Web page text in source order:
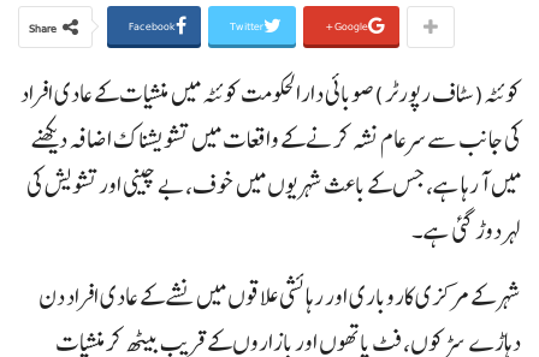
Share Facebook Twitter Google+
کوئٹہ(سٹاف رپورٹر )صوبائی دارالحکومت کوئٹہ میں منشیات کے عادی افراد
کی جانب سے سرعام نشہ کرنے کے واقعات میں تشویشناک اضافہ دیکھنے
میں آ رہا ہے، جس کے باعث شہریوں میں خوف، بے چینی اور تشویش کی
لہر دوڑ گئی ہے۔
شہر کے مرکزی کاروباری اور رہائشی علاقوں میں نشے کے عادی افراد دن
دہاڑے سڑکوں، فٹ پاتھوں اور بازاروں کے قریب بیٹھ کر منشیات